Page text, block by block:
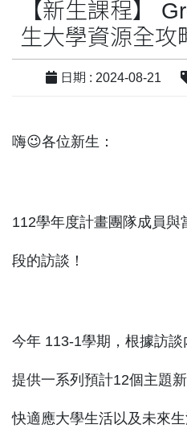
【新生課程】
生大學資源全攻
日期 : 2024-08-21
嗨😉各位新生：
112學年度計畫團隊成員
段的訪談！
今年 113-1學期，根據訪談
提供一系列預計12個主題
快適應大學生活以及未來生